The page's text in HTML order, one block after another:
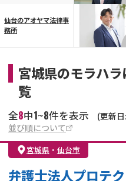
仙台のアオヤマ法律事
務所
宮城県のモラハ
覧
全8中1~8件を表示
(更新
並び順について
宮城県 ・ 仙台市
弁護士法人プロテ